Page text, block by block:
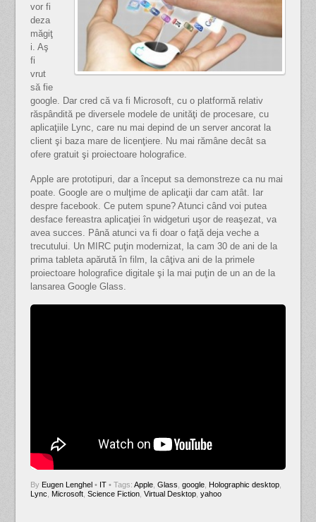
vor fi
deza
măgiţ
i. Aş
fi
vrut
să fie
google. Dar cred că va fi Microsoft, cu o platformă relativ
răspândită pe diversele modele de unităţi de procesare, cu
aplicaţiile Lync, care nu mai depind de un server ancorat la
client şi baza mare de licenţiere. Nu mai rămâne decât sa
ofere gratuit şi proiectoare holografice.
Apple are prototipuri, dar a început sa demonstreze ca nu mai
poate. Google are o mulţime de aplicaţii dar cam atât. Iar
despre facebook. Ce putem spune? Atunci când voi putea
desface fereastra aplicaţiei în widgeturi uşor de reaşezat, va
avea succes. Până atunci va fi doar o faţă deja veche a
trecutului. Un MIRC puţin modernizat, la cam 30 de ani de la
prima tableta apărută în film, la câţiva ani de la primele
proiectoare holografice digitale şi la mai puţin de un an de la
lansarea Google Glass.
By Eugen Lenghel• IT • Tags: Apple, Glass google, Holographic desktop,
Lync
Microsoft, Science Fiction, Virtual Desktop, yahoo